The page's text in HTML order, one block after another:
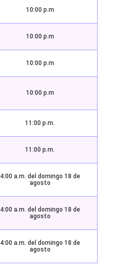
10:00 p.m
10:00 p.m
10:00 p.m
10:00 p.m
11:00 p.m.
11:00 p.m.
4:00 a.m. del domingo 18 de
agosto
4:00 a.m. del domingo 18 de
agosto
4:00 a.m. del domingo 18 de
agosto